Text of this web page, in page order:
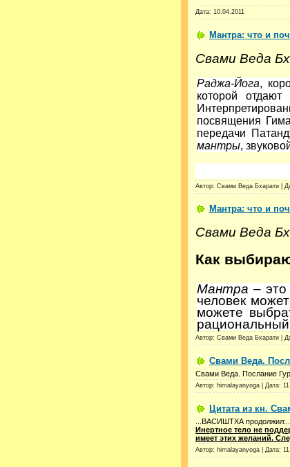
Дата: 10.04.2011
Мантра: что и
Свами Веда
Раджа-Йога,
которой
посвящения
передачи
мантры,
Автор: Свами Веда Бхарати |
Мантра: что и
Свами Веда
Как
Мантра –
человек
можете
Автор: Свами Веда Бхарати |
Свами Веда.
Свами Веда. Послание
Автор: himalayanyoga | Дата:
Цитата из кн.
...ВАСИШТХА продолжил:...
Инертное тело не
имеет этих желаний.
Автор: himalayanyoga | Дата: